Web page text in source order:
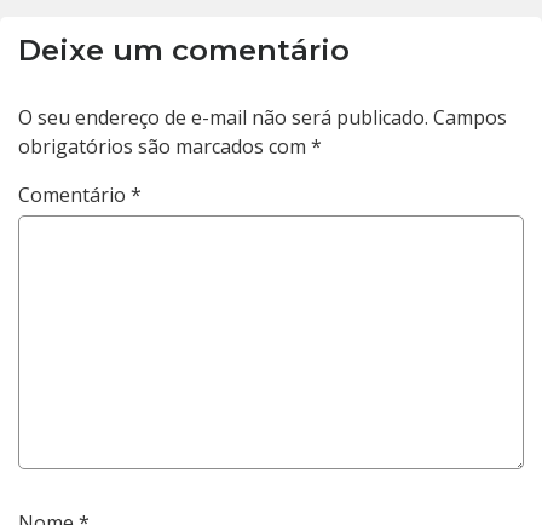
Deixe um comentário
O seu endereço de e-mail não será publicado. Campos
obrigatórios são marcados com *
Comentário *